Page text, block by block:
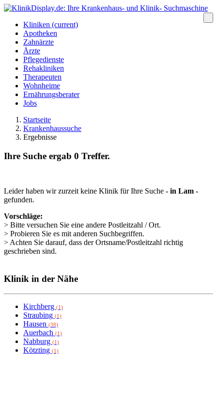
Kliniken (current)
Apotheken
Zahnärzte
Ärzte
Pflegedienste
Rehakliniken
Therapeuten
Wohnheime
Ernährungsberater
Jobs
Startseite
Krankenhaussuche
Ergebnisse
Ihre Suche ergab 0 Treffer.
Leider haben wir zurzeit keine Klinik für Ihre Suche - in Lam -
gefunden.
Vorschläge:
> Bitte versuchen Sie eine andere Postleitzahl / Ort.
> Probieren Sie es mit anderen Suchbegriffen.
> Achten Sie darauf, dass der Ortsname/Postleitzahl richtig
geschrieben sind.
Klinik in der Nähe
Kirchberg (1)
Straubing (1)
Hausen (38)
Auerbach (1)
Nabburg (1)
Kötzting (1)